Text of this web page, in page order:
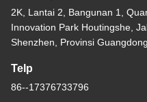
2K, Lantai 2, Bangunan 1,
Innovation Park Houtingshe,
Shenzhen, Provinsi Guangdong
Telp
86--17376733796